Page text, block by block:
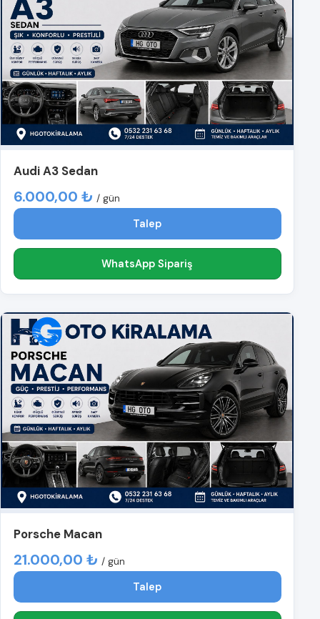
Audi A3 Sedan
6.000,00 ₺ / gün
Talep
WhatsApp Sipariş
Porsche Macan
21.000,00 ₺ / gün
Talep